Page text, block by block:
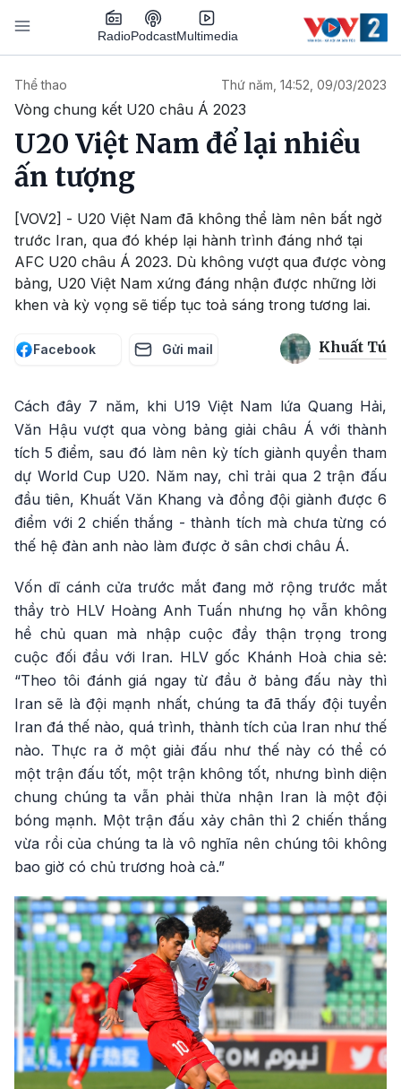
Nhảy đến nội dung
RadioPodcastMultimedia
Thể thao Thứ năm, 14:52, 09/03/2023
Vòng chung kết U20 châu Á 2023
U20 Việt Nam để lại nhiều
ấn tượng
[VOV2] - U20 Việt Nam đã không thể làm nên bất ngờ
trước Iran, qua đó khép lại hành trình đáng nhớ tại
AFC U20 châu Á 2023. Dù không vượt qua được vòng
bảng, U20 Việt Nam xứng đáng nhận được những lời
khen và kỳ vọng sẽ tiếp tục toả sáng trong tương lai.
Facebook Gửi mail Khuất Tú
Cách đây 7 năm, khi U19 Việt Nam lứa Quang Hải,
Văn Hậu vượt qua vòng bảng giải châu Á với thành
tích 5 điểm, sau đó làm nên kỳ tích giành quyền tham
dự World Cup U20. Năm nay, chỉ trải qua 2 trận đấu
đầu tiên, Khuất Văn Khang và đồng đội giành được 6
điểm với 2 chiến thắng - thành tích mà chưa từng có
thế hệ đàn anh nào làm được ở sân chơi châu Á.
Vốn dĩ cánh cửa trước mắt đang mở rộng trước mắt
thầy trò HLV Hoàng Anh Tuấn nhưng họ vẫn không
hề chủ quan mà nhập cuộc đầy thận trọng trong
cuộc đối đầu với Iran. HLV gốc Khánh Hoà chia sẻ:
“Theo tôi đánh giá ngay từ đầu ở bảng đấu này thì
Iran sẽ là đội mạnh nhất, chúng ta đã thấy đội tuyển
Iran đá thế nào, quá trình, thành tích của Iran như thế
nào. Thực ra ở một giải đấu như thế này có thể có
một trận đấu tốt, một trận không tốt, nhưng bình diện
chung chúng ta vẫn phải thừa nhận Iran là một đội
bóng mạnh. Một trận đấu xảy chân thì 2 chiến thắng
vừa rồi của chúng ta là vô nghĩa nên chúng tôi không
bao giờ có chủ trương hoà cả.”